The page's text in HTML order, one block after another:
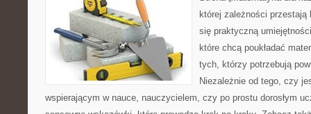
której zależności
się praktyczną
które chcą poukładać
tych, którzy potrzebują
Niezależnie od tego, czy
wspierającym w nauce, nauczycielem, czy po prostu dorosłym